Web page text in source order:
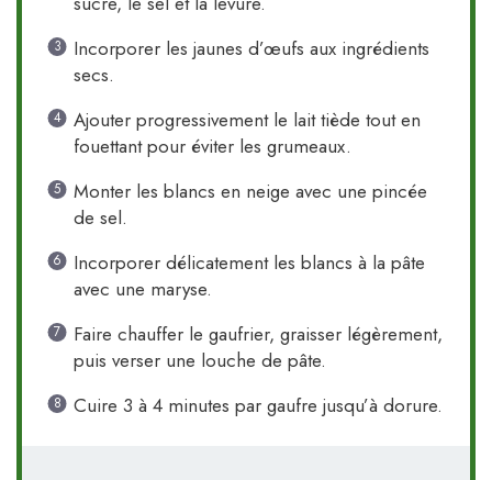
Incorporer les jaunes d’œufs aux ingrédients
secs.
Ajouter progressivement le lait tiède tout en
fouettant pour éviter les grumeaux.
Monter les blancs en neige avec une pincée
de sel.
Incorporer délicatement les blancs à la pâte
avec une maryse.
Faire chauffer le gaufrier, graisser légèrement,
puis verser une louche de pâte.
Cuire 3 à 4 minutes par gaufre jusqu’à dorure.